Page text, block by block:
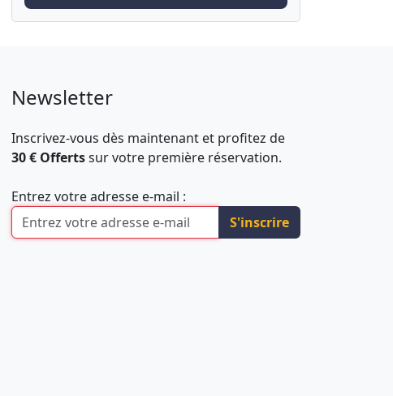
Newsletter
Inscrivez-vous dès maintenant et profitez de
30 € Offertssur votre première réservation.
Entrez votre adresse e-mail :
S'inscrire